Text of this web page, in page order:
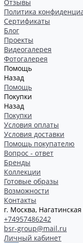
Отзывы
Политика
Сертификаты
Блог
Проекты
Видеогалерея
Фотогалерея
Помощь
Назад
Помощь
Покупки
Назад
Покупки
Условия оплаты
Условия доставки
Помощь покупателю
Вопрос - ответ
Бренды
Коллекции
Готовые образы
Возможности
Контакты
г. Москва,
+74957486242
bsr-group@mail.ru
Личный кабинет